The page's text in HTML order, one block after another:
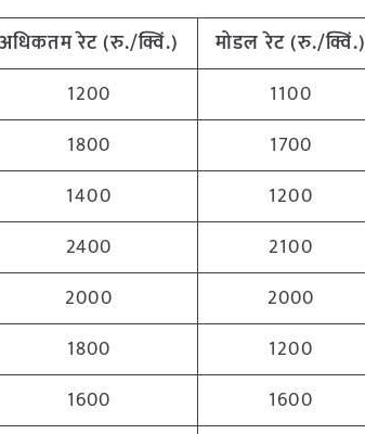
अधिकतमरेट (रु./क्विं.) मोडल रेट(रु./क्विं.)
1200
1100
1800
1700
1400
1200
2400
2100
2000
2000
1800
1200
1600
1600